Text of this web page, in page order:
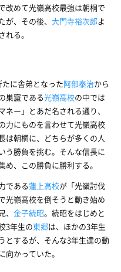
改めて光嶺高校最強は朝桐で
、その後、 大門寺裕次郎よ
る。
たに舎弟となった阿部泰治から
巣窟である光嶺高校の中では
ー」とあだ名される通り、
力にものを言わせて光嶺高校
は朝桐に、どちらが多くの人
う勝負を挑む。そんな信長に
、この勝負に勝利する。
である蓮上高校が「光嶺討伐
光嶺高校を倒そうと動き始め
金子統昭。統昭をはじめと
3年生の東郷は、ほかの3年生
とするが、そんな3年生達の動
かっていた。